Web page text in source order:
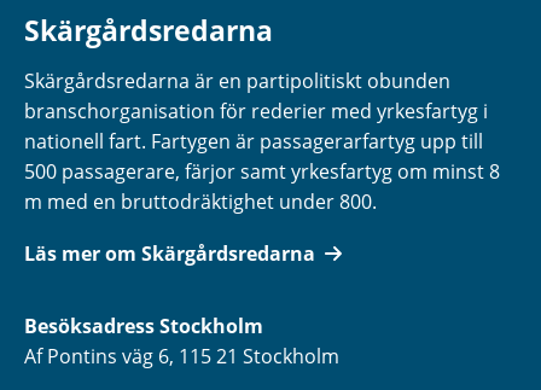
Skärgårdsredarna
Skärgårdsredarna är en partipolitiskt obunden
branschorganisation för rederier med yrkesfartyg i
nationell fart. Fartygen är passagerarfartyg upp till
500 passagerare, färjor samt yrkesfartyg om minst 8
m med en bruttodräktighet under 800.
Läs mer om Skärgårdsredarna
BesöksadressStockholm
Af Pontins väg 6, 115 21 Stockholm